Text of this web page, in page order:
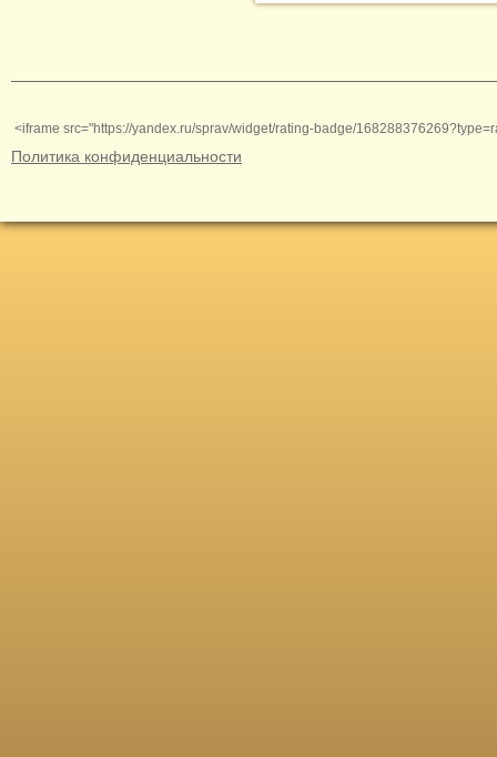
<iframe src="https://yandex.ru/sprav/widget/rating-badge/
Политика конфиденциальности